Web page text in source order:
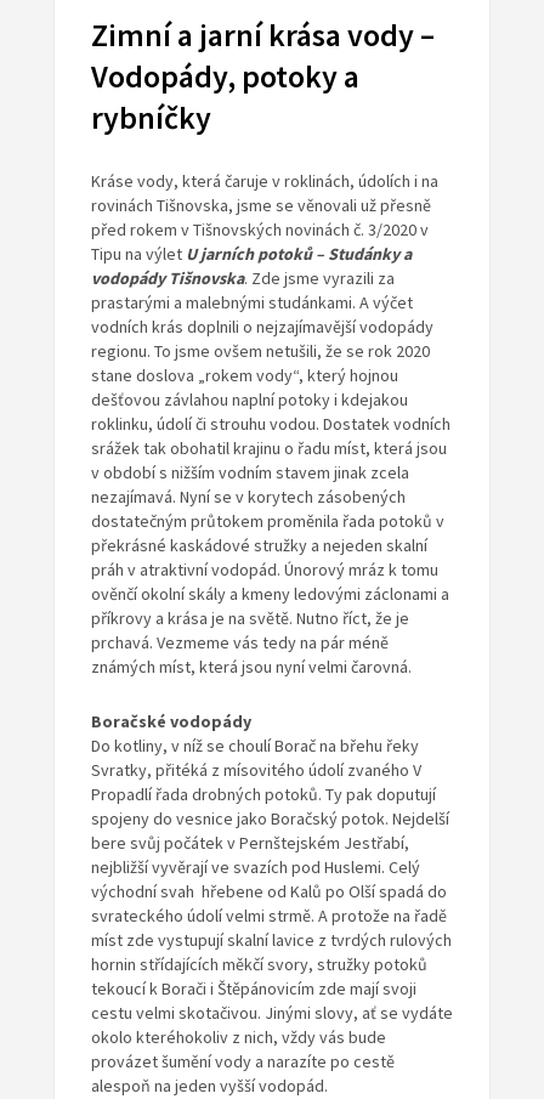
Zimní a jarní krása vody –
Vodopády, potoky a
rybníčky
Kráse vody, která čaruje v roklinách, údolích i na
rovinách Tišnovska, jsme se věnovali už přesně
před rokem v Tišnovských novinách č. 3/2020 v
Tipu na výlet U jarních potoků – Studánky a
vodopády Tišnovska. Zde jsme vyrazili za
prastarými a malebnými studánkami. A výčet
vodních krás doplnili o nejzajímavější vodopády
regionu. To jsme ovšem netušili, že se rok 2020
stane doslova „rokem vody“, který hojnou
dešťovou závlahou naplní potoky i kdejakou
roklinku, údolí či strouhu vodou. Dostatek vodních
srážek tak obohatil krajinu o řadu míst, která jsou
v období s nižším vodním stavem jinak zcela
nezajímavá. Nyní se v korytech zásobených
dostatečným průtokem proměnila řada potoků v
překrásné kaskádové stružky a nejeden skalní
práh v atraktivní vodopád. Únorový mráz k tomu
ověnčí okolní skály a kmeny ledovými záclonami a
příkrovy a krása je na světě. Nutno říct, že je
prchavá. Vezmeme vás tedy na pár méně
známých míst, která jsou nyní velmi čarovná.
Boračské vodopády
Do kotliny, v níž se choulí Borač na břehu řeky
Svratky, přitéká z mísovitého údolí zvaného V
Propadlí řada drobných potoků. Ty pak doputují
spojeny do vesnice jako Boračský potok. Nejdelší
bere svůj počátek v Pernštejském Jestřabí,
nejbližší vyvěrají ve svazích pod Huslemi. Celý
východní svah hřebene od Kalů po Olší spadá do
svrateckého údolí velmi strmě. A protože na řadě
míst zde vystupují skalní lavice z tvrdých rulových
hornin střídajících měkčí svory, stružky potoků
tekoucí k Borači i Štěpánovicím zde mají svoji
cestu velmi skotačivou. Jinými slovy, ať se vydáte
okolo kteréhokoliv z nich, vždy vás bude
provázet šumění vody a narazíte po cestě
alespoň na jeden vyšší vodopád.